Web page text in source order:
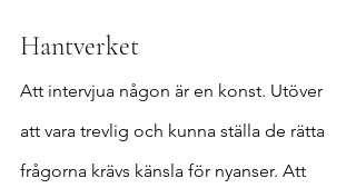
Hantverket
Att intervjua någon är en konst. Utöver
att vara trevlig och kunna ställa de rätta
frågorna krävs känsla för nyanser. Att